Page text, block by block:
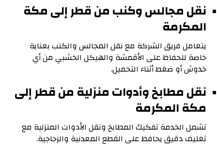
نقل مجالس وكنب من قطر إلى مكة
المكرمة
يتعامل فريق الشركة مع نقل المجالس والكنب بعناية
خاصة للحفاظ على الأقمشة والهيكل الخشبي من أي
خدوش أو ضغط أثناء التحميل.
نقل مطابخ وأدوات منزلية من قطر إلى
مكة المكرمة
تشمل الخدمة تفكيك المطابخ ونقل الأدوات المنزلية مع
تغليف دقيق يحافظ على القطع المعدنية والزجاجية.